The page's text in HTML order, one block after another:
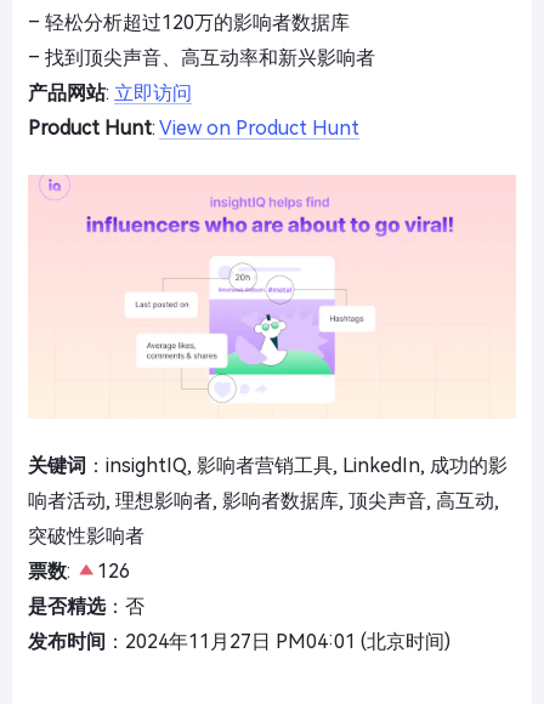
– 轻松分析超过120万的影响者数据库
– 找到顶尖声音、高互动率和新兴影响者
产品网站: 立即访问
Product Hunt: View on Product Hunt
关键词 ：insightIQ, 影响者营销工具, LinkedIn, 成功的影
响者活动, 理想影响者, 影响者数据库, 顶尖声音, 高互动,
突破性影响者
票数:
126
是否精选：否
发布时间 ：2024年11月27日 PM04:01 (北京时间)